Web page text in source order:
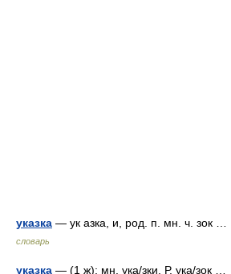
указка — ук азка, и, род. п. мн. ч. зок …
словарь
указка — (1 ж); мн. ука/зки, Р. ука/зок …